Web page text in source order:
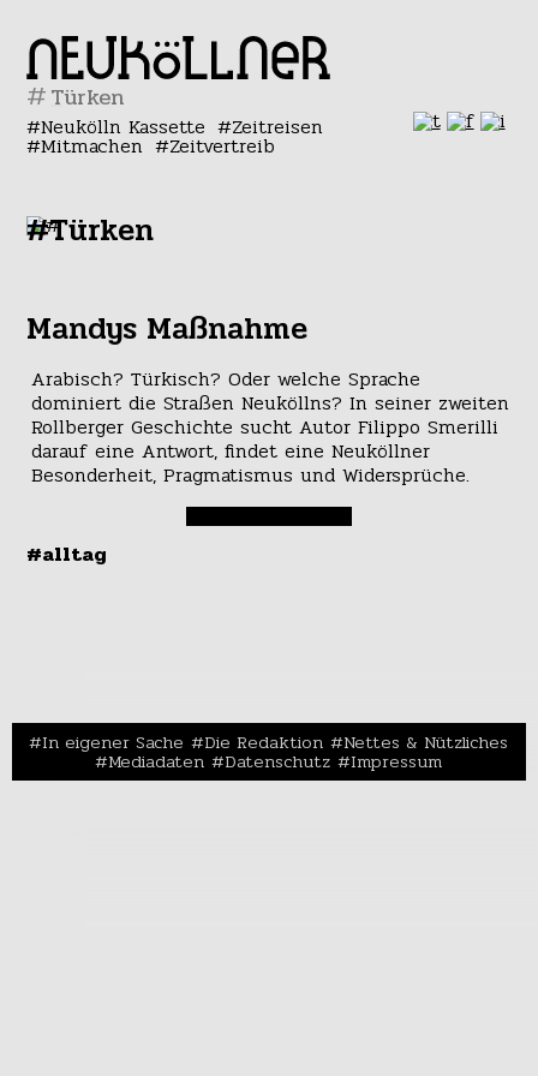
#
Neukölln Kassette Zeitreisen
Mitmachen Zeitvertreib
#Türken
Mandys Maßnahme
Arabisch? Türkisch? Oder welche Sprache
dominiert die Straßen Neuköllns? In seiner zweiten
Rollberger Geschichte sucht Autor Filippo Smerilli
darauf eine Antwort, findet eine Neuköllner
Besonderheit, Pragmatismus und Widersprüche.
#alltag
In eigener Sache Die Redaktion Nettes & Nützliches
Mediadaten Datenschutz Impressum